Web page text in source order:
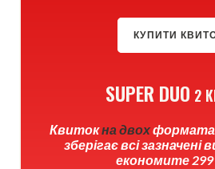
КУПИТИ
SUPER DUO 2
Квитокна двохформата
зберігає всі зазначені
економите 299